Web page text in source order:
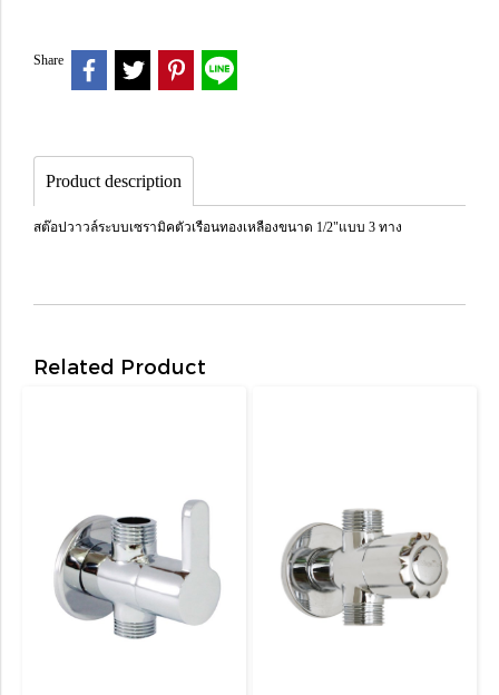
Share
Product description
สต๊อปวาวล์ระบบเซรามิคตัวเรือนทองเหลืองขนาด 1/2"แบบ 3 ทาง
Related Product